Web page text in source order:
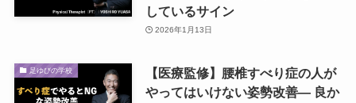
しているサイン
2026年1月13日
足ゆびの学校
【医療監修】腰椎すべり症の人が
やってはいけない姿勢改善― 良か